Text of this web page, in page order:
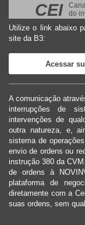
CEI
do
Utilize o link abaixo
site da B3:
Acessar
A comunicação
interrupções de
intervenções de
outra natureza, e,
sistema de
envio de ordens ou
instrução 380 da
de ordens à
plataforma de
diretamente com a
suas ordens, sem